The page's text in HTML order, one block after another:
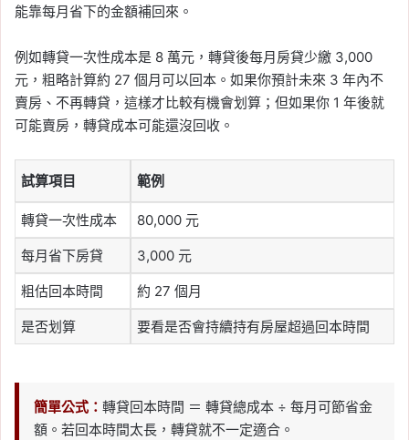
能靠每月省下的金額補回來。
例如轉貸一次性成本是 8 萬元，轉貸後每月房貸少繳 3,000
元，粗略計算約 27 個月可以回本。如果你預計未來 3 年內不
賣房、不再轉貸，這樣才比較有機會划算；但如果你 1 年後就
可能賣房，轉貸成本可能還沒回收。
試算項目 範例
轉貸一次性成本 80,000 元
每月省下房貸 3,000 元
粗估回本時間 約 27 個月
是否划算 要看是否會持續持有房屋超過回本時間
簡單公式： 轉貸回本時間 ＝ 轉貸總成本 ÷ 每月可節省金
額。若回本時間太長，轉貸就不一定適合。